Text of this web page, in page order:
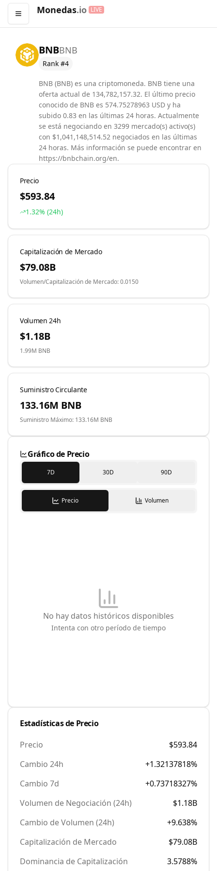
Abrir menú
Monedas.io LIVE
BNBBNB
Rank #4
BNB (BNB) es una criptomoneda. BNB tiene una
oferta actual de 134,782,157.32. El último precio
conocido de BNB es 574.75278963 USD y ha
subido 0.83 en las últimas 24 horas. Actualmente
se está negociando en 3299 mercado(s) activo(s)
con $1,041,148,514.52 negociados en las últimas
24 horas. Más información se puede encontrar en
https://bnbchain.org/en.
Precio
$593.84
1.32% (24h)
Capitalización de Mercado
$79.08B
Volumen/Capitalización de Mercado:0.0150
Volumen 24h
$1.18B
1.99M BNB
Suministro Circulante
133.16M BNB
Suministro Máximo: 133.16M BNB
Gráfico de Precio
7D 30D 90D
Precio Volumen
No hay datos históricos disponibles
Intenta con otro período de tiempo
Estadísticas de Precio
Precio
$593.84
Cambio 24h
+1.32137818%
Cambio 7d
+0.73718327%
Volumen de Negociación (24h)
$1.18B
Cambio de Volumen (24h)
+9.638%
Capitalización de Mercado
$79.08B
Dominancia de Capitalización
3.5788%